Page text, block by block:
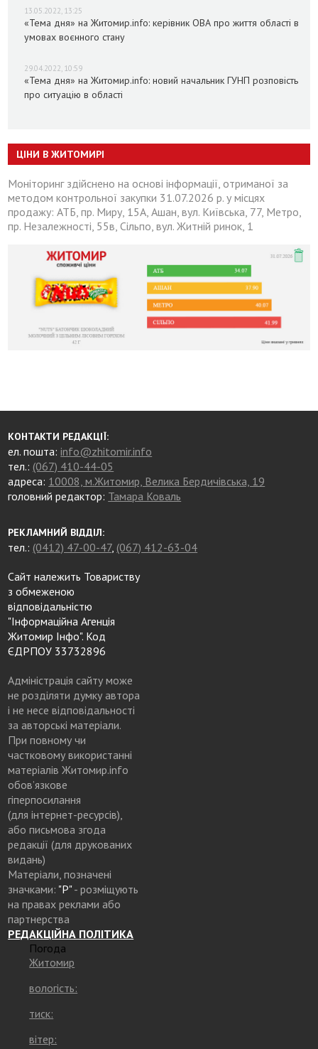
13.05.2022, 13:25
«Тема дня» на Житомир.info: керівник ОВА про життя області в
умовах воєнного стану
29.04.2022, 10:59
«Тема дня» на Житомир.info: новий начальник ГУНП розповість
про ситуацію в області
ЦІНИ В ЖИТОМИРІ
Моніторинг здійснено на основі інформації, отриманої за
методом контрольної закупки 31.07.2026 р. у місцях
продажу: АТБ, пр. Миру, 15А, Ашан, вул. Київська, 77, Метро,
пр. Незалежності, 55в, Сільпо, вул. Житній ринок, 1
КОНТАКТИ РЕДАКЦІЇ:
ел. пошта:info@zhitomir.info
тел.: (067) 410-44-05
адреса: 10008, м.Житомир, Велика Бердичівська, 19
головний редактор: Тамара Коваль
РЕКЛАМНИЙ ВІДДІЛ:
тел.: (0412) 47-00-47, (067) 412-63-04
Сайт належить Товариству
з обмеженою
відповідальністю
"Інформаційна Агенція
Житомир Інфо". Код
ЄДРПОУ 33732896
Адміністрація сайту може
не розділяти думку автора
і не несе відповідальності
за авторські матеріали.
При повному чи
частковому використанні
матеріалів Житомир.info
обов’язкове
гіперпосилання
(для інтернет-ресурсів),
або письмова згода
редакції (для друкованих
видань)
Матеріали, позначені
значками: "Р"- розміщують
на правах реклами або
партнерства
РЕДАКЦІЙНА ПОЛІТИКА
Погода
Житомир
вологість:
тиск:
вітер: